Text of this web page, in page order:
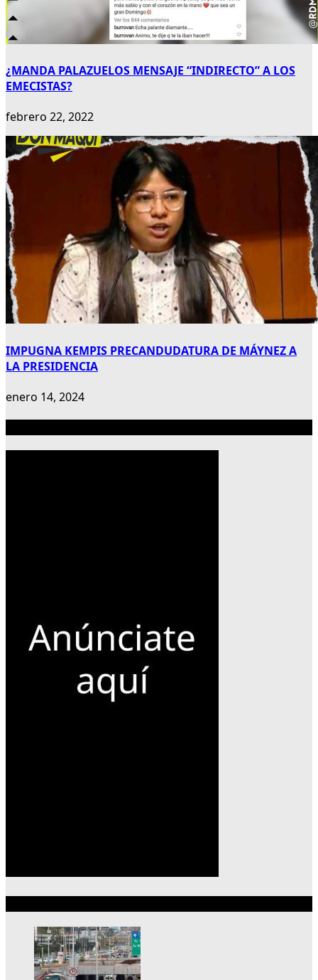
¿MANDA PALAZUELOS MENSAJE “INDIRECTO” A LOS
EMECISTAS?
febrero 22, 2022
IMPUGNA KEMPIS PRECANDUDATURA DE MÁYNEZ A
LA PRESIDENCIA
enero 14, 2024